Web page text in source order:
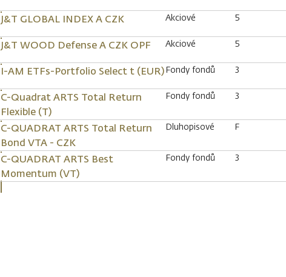
J&T GLOBAL INDEX A CZK Akciové 5
J&T WOOD Defense A CZK OPF Akciové 5
I-AM ETFs-Portfolio Select t (EUR)Fondy fondů 3
C-Quadrat ARTS Total Return
Flexible (T)
Fondy fondů 3
C-QUADRAT ARTS Total Return
Bond VTA - CZK
Dluhopisové F
C-QUADRAT ARTS Best
Momentum (VT)
Fondy fondů 3